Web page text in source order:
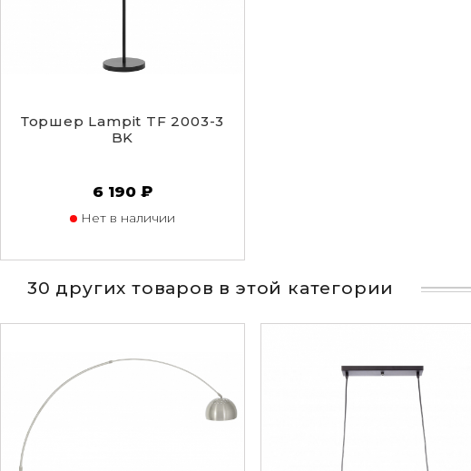
Торшер Lampit TF 2003-3
BK
6 190 ₽
Нет в наличии
30 других товаров в этой категории